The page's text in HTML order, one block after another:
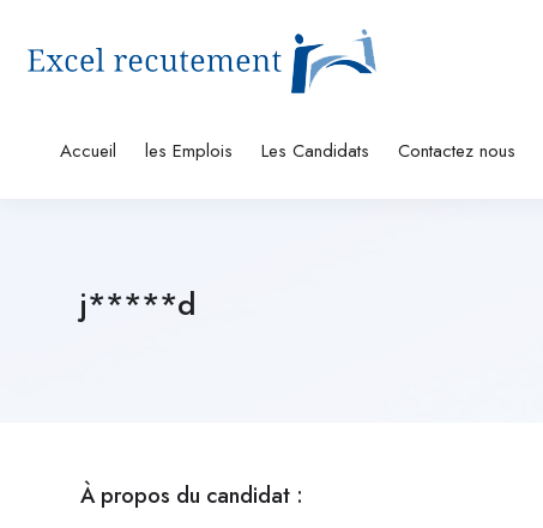
Accueil les Emplois Les Candidats Contactez nous
j*****d
À propos du candidat :